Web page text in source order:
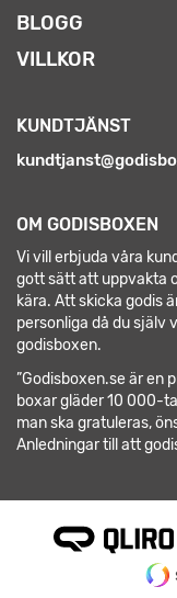
BLOGG
VILLKOR
KUNDTJÄNST
OM GODISBOXEN
Vi vill erbjuda våra
gott sätt att uppvakta
kära. Att skicka godis
personliga då du själv
godisboxen.
”Godisboxen.se är en
boxar gläder 10 000-
man ska gratuleras,
Anledningar till att